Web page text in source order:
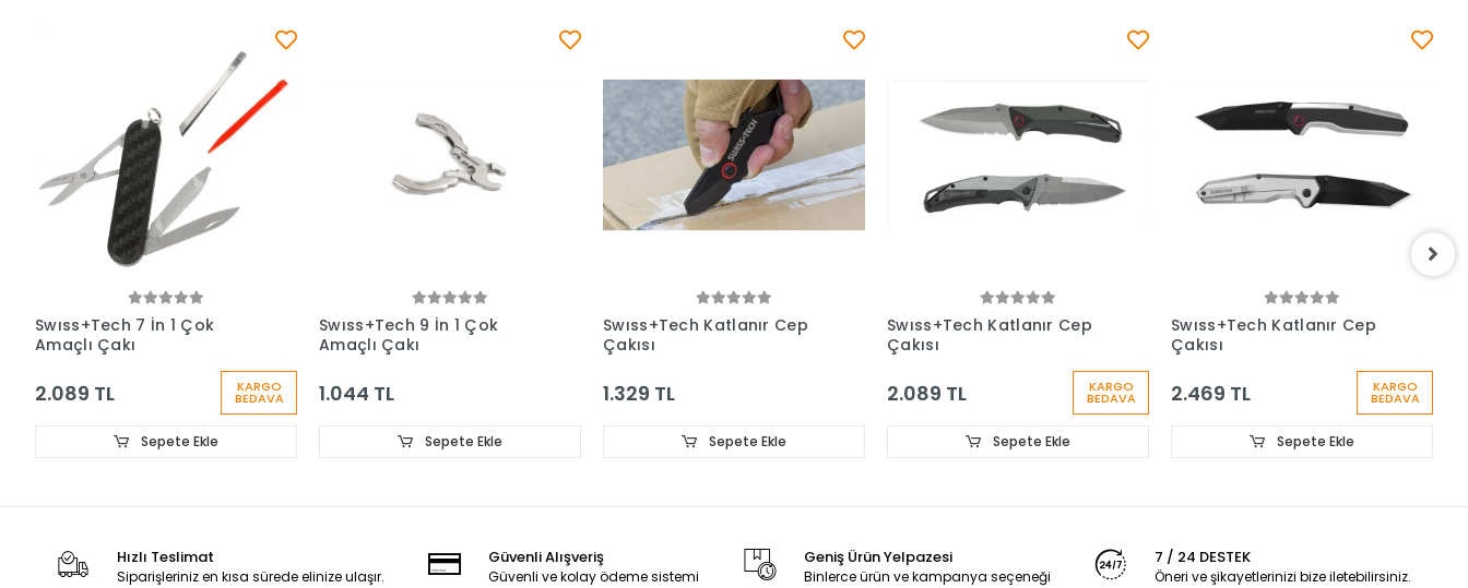
Swıss+Tech 7 İn 1 Çok
Amaçlı Çakı
2.089 TL KARGO
BEDAVA
Sepete Ekle
Swıss+Tech 9 İn 1 Çok
Amaçlı Çakı
1.044 TL
Sepete Ekle
Swıss+Tech Katlanır Cep
Çakısı
1.329 TL
Sepete Ekle
Swıss+Tech Katlanır Cep
Çakısı
2.089 TL KARGO
BEDAVA
Sepete Ekle
Swıss+Tech Katlanır Cep
Çakısı
2.469 TL KARGO
BEDAVA
Sepete Ekle
Hızlı Teslimat
Siparişleriniz en kısa sürede elinize ulaşır.
Güvenli Alışveriş
Güvenli ve kolay ödeme sistemi
Geniş Ürün Yelpazesi
Binlerce ürün ve kampanya seçeneği
7 / 24 DESTEK
Öneri ve şikayetlerinizi bize iletebilirsiniz.